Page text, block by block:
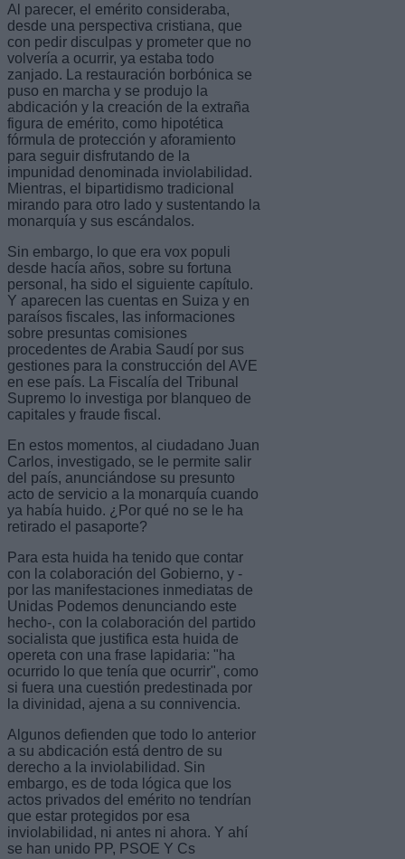
Al parecer, el emérito consideraba,
desde una perspectiva cristiana, que
con pedir disculpas y prometer que no
volvería a ocurrir, ya estaba todo
zanjado. La restauración borbónica se
puso en marcha y se produjo la
abdicación y la creación de la extraña
figura de emérito, como hipotética
fórmula de protección y aforamiento
para seguir disfrutando de la
impunidad denominada inviolabilidad.
Mientras, el bipartidismo tradicional
mirando para otro lado y sustentando la
monarquía y sus escándalos.
Sin embargo, lo que era vox populi
desde hacía años, sobre su fortuna
personal, ha sido el siguiente capítulo.
Y aparecen las cuentas en Suiza y en
paraísos fiscales, las informaciones
sobre presuntas comisiones
procedentes de Arabia Saudí por sus
gestiones para la construcción del AVE
en ese país. La Fiscalía del Tribunal
Supremo lo investiga por blanqueo de
capitales y fraude fiscal.
En estos momentos, al ciudadano Juan
Carlos, investigado, se le permite salir
del país, anunciándose su presunto
acto de servicio a la monarquía cuando
ya había huido. ¿Por qué no se le ha
retirado el pasaporte?
Para esta huida ha tenido que contar
con la colaboración del Gobierno, y -
por las manifestaciones inmediatas de
Unidas Podemos denunciando este
hecho-, con la colaboración del partido
socialista que justifica esta huida de
opereta con una frase lapidaria: "ha
ocurrido lo que tenía que ocurrir", como
si fuera una cuestión predestinada por
la divinidad, ajena a su connivencia.
Algunos defienden que todo lo anterior
a su abdicación está dentro de su
derecho a la inviolabilidad. Sin
embargo, es de toda lógica que los
actos privados del emérito no tendrían
que estar protegidos por esa
inviolabilidad, ni antes ni ahora. Y ahí
se han unido PP, PSOE Y Cs